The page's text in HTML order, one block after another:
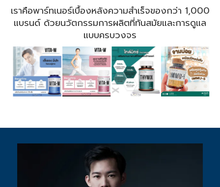
เราคือพาร์ทเนอร์เบื้องหลังความสำเร็จของกว่า 1,000
แบรนด์ ด้วยนวัตกรรมการผลิตที่ทันสมัยและการดูแล
แบบครบวงจร